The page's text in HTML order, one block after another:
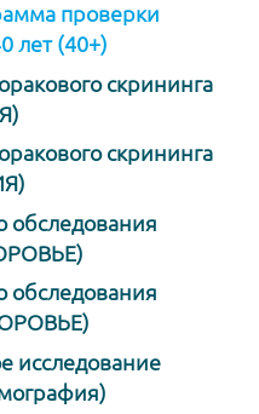
проверки
лет (40+)
скрининга
скрининга
обследования
обследования
исследование